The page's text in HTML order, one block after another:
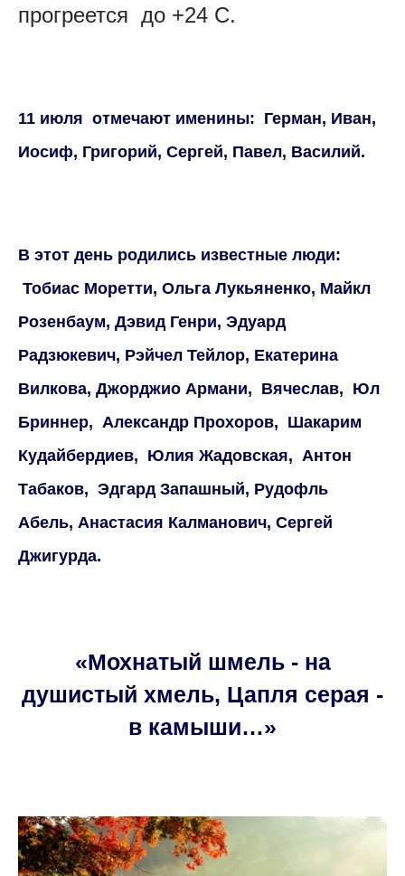
прогреется до +24 С.
11 июля отмечают именины: Герман, Иван,
Иосиф, Григорий, Сергей, Павел, Василий.
В этот день родились известные люди:
Тобиас Моретти, Ольга Лукьяненко, Майкл
Розенбаум, Дэвид Генри, Эдуард
Радзюкевич, Рэйчел Тейлор, Екатерина
Вилкова, Джорджио Армани, Вячеслав, Юл
Бриннер, Александр Прохоров, Шакарим
Кудайбердиев, Юлия Жадовская, Антон
Табаков, Эдгард Запашный, Рудофль
Абель, Анастасия Калманович, Сергей
Джигурда.
«Мохнатый шмель - на
душистый хмель, Цапля серая -
в камыши…»